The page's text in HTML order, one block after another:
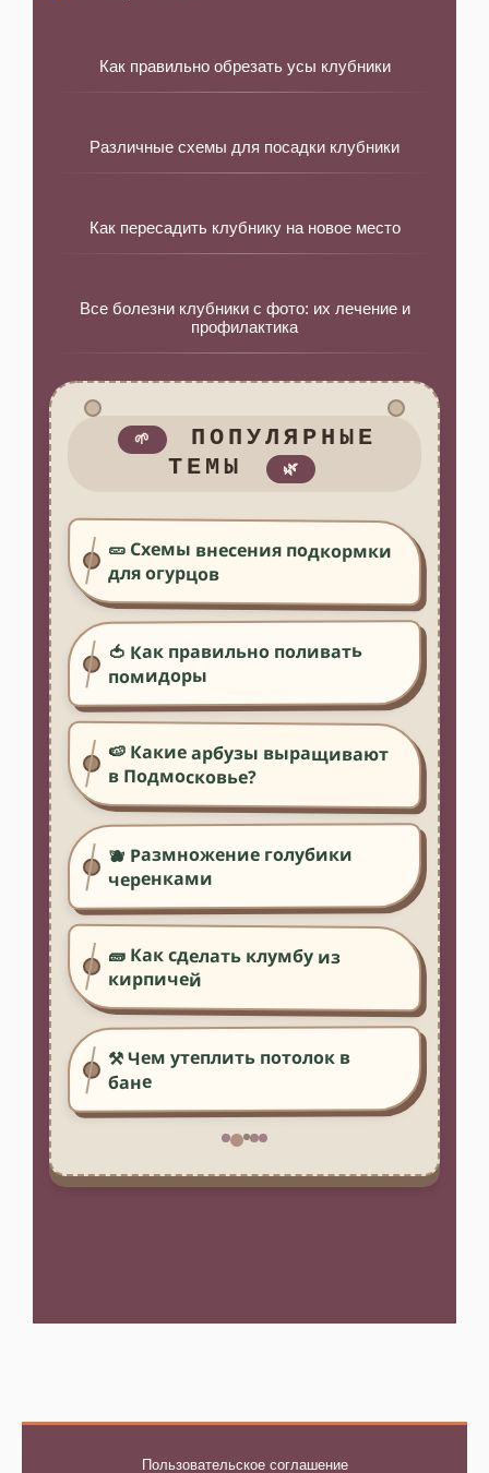
Как правильно обрезать усы клубники
Различные схемы для посадки клубники
Как пересадить клубнику на новое место
Все болезни клубники с фото: их лечение и
профилактика
🌱
ПОПУЛЯРНЫЕ
ТЕМЫ
🌿
🥒 Схемы внесения подкормки
для огурцов
🍅 Как правильно поливать
помидоры
🍉 Какие арбузы выращивают
в Подмосковье?
🫐 Размножение голубики
черенками
🧱 Как сделать клумбу из
кирпичей
⚒️ Чем утеплить потолок в
бане
Пользовательское соглашение